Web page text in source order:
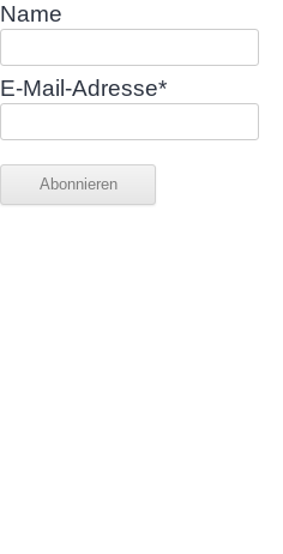
Name
E-Mail-Adresse*